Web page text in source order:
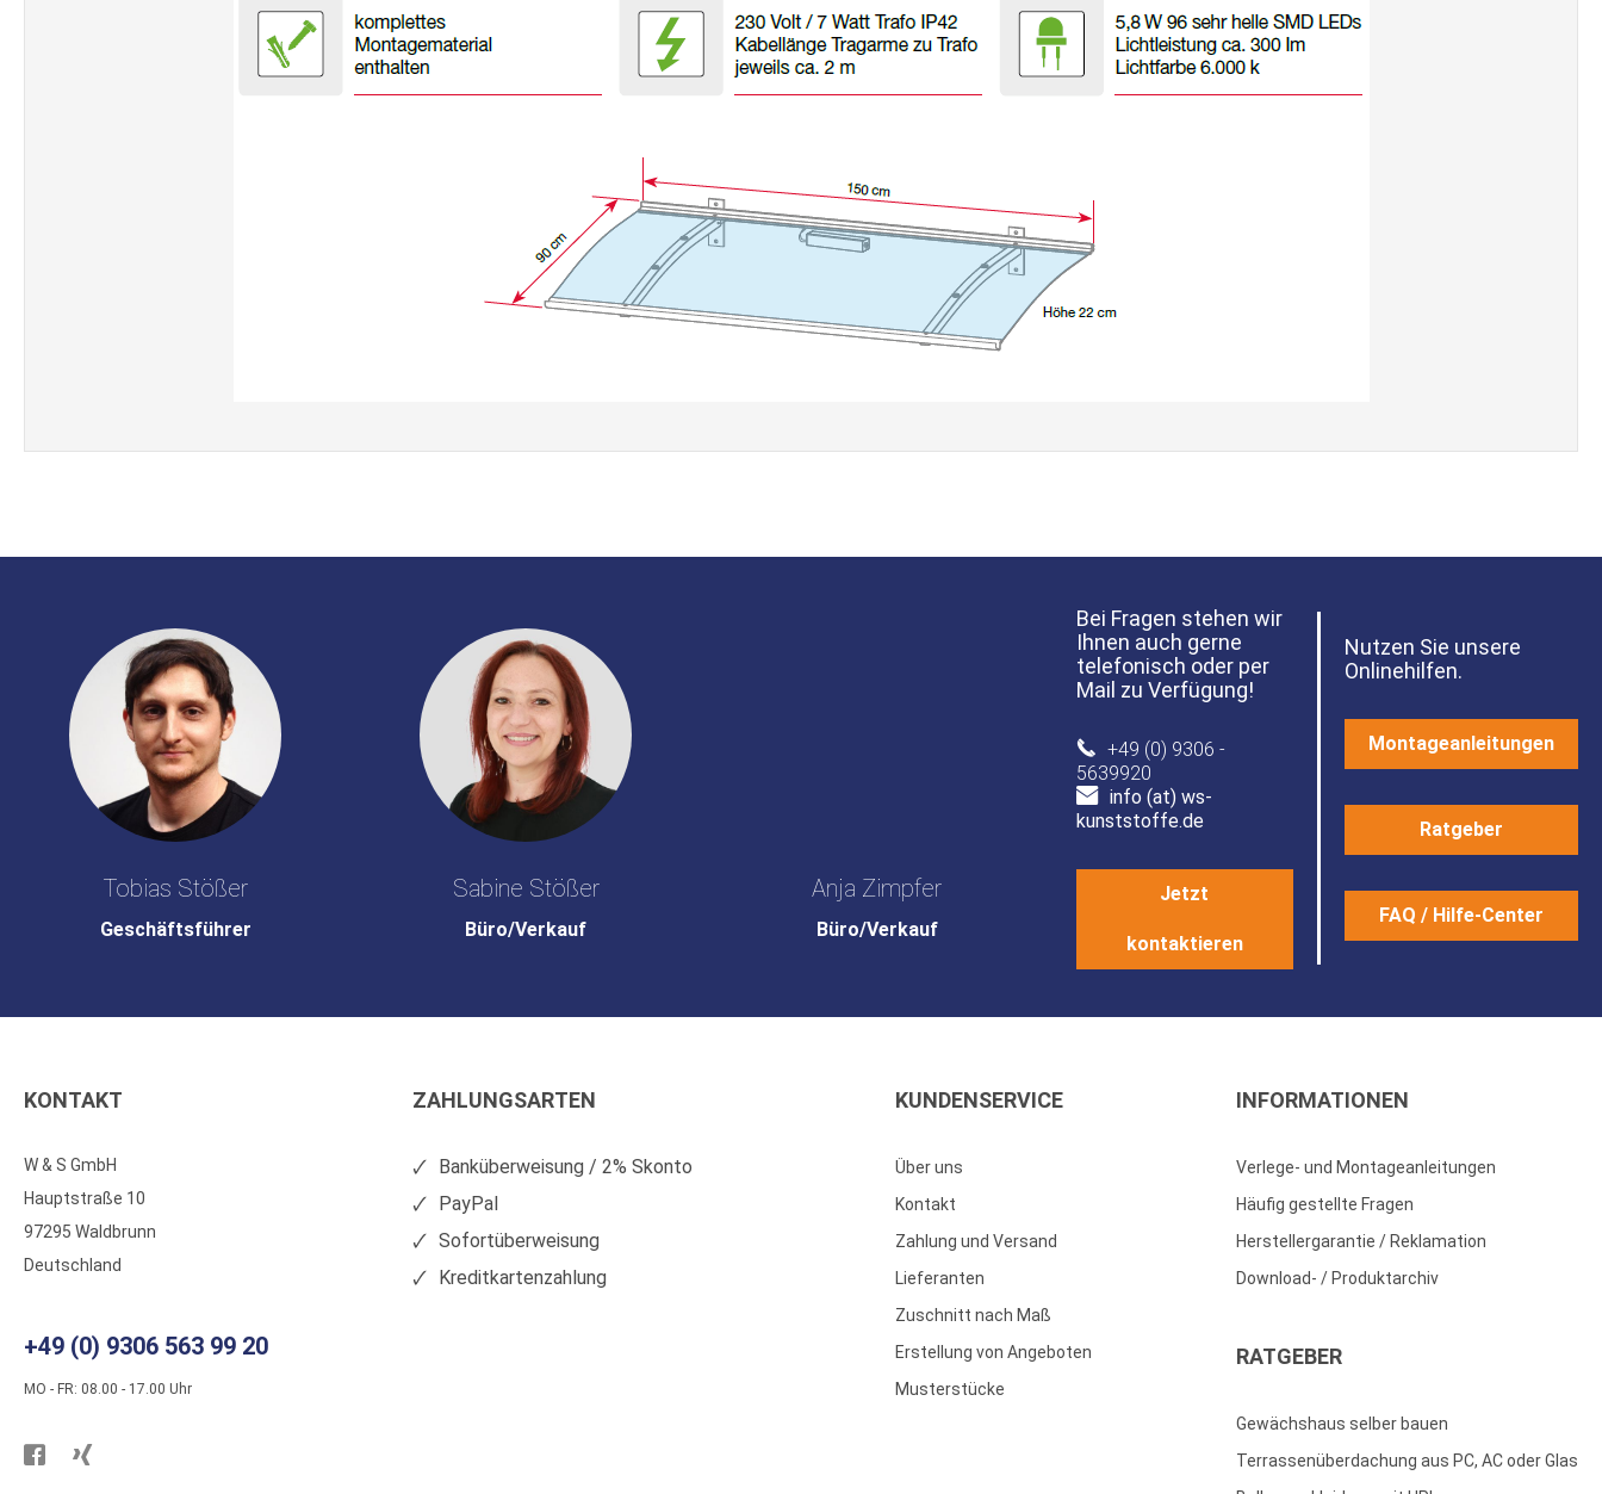
Tobias Stößer
Geschäftsführer
Sabine Stößer
Büro/Verkauf
Anja Zimpfer
Büro/Verkauf
Bei Fragen stehen wir
Ihnen auch gerne
telefonisch oder per
Mail zu Verfügung!
+49 (0) 9306 -
5639920
info (at) ws-
kunststoffe.de
Jetzt
kontaktieren
Nutzen Sie unsere
Onlinehilfen.
Montageanleitungen
Ratgeber
FAQ / Hilfe-Center
KONTAKT
W & S GmbH
Hauptstraße 10
97295 Waldbrunn
Deutschland
+49 (0) 9306 563 99 20
MO - FR: 08.00 - 17.00 Uhr
Besuchen
ZAHLUNGSARTEN
Banküberweisung / 2% Skonto
PayPal
Sofortüberweisung
Kreditkartenzahlung
KUNDENSERVICE
Über uns
Kontakt
Zahlung und Versand
Lieferanten
Zuschnitt nach Maß
Erstellung von Angeboten
Musterstücke
INFORMATIONEN
Verlege- und Montageanleitungen
Häufig gestellte Fragen
Herstellergarantie / Reklamation
Download- / Produktarchiv
RATGEBER
Gewächshaus selber bauen
Terrassenüberdachung aus PC, AC oder Glas